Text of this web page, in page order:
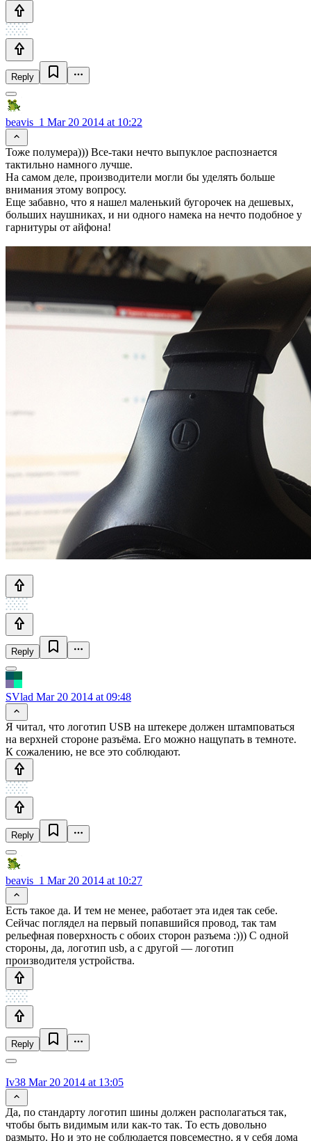
Reply
beavis_1 Mar 20 2014 at 10:22
Тоже полумера))) Все-таки нечто выпуклое распознается
тактильно намного лучше.
На самом деле, производители могли бы уделять больше
внимания этому вопросу.
Еще забавно, что я нашел маленький бугорочек на дешевых,
больших наушниках, и ни одного намека на нечто подобное у
гарнитуры от айфона!
Reply
SVlad Mar 20 2014 at 09:48
Я читал, что логотип USB на штекере должен штамповаться
на верхней стороне разъёма. Его можно нащупать в темноте.
К сожалению, не все это соблюдают.
Reply
beavis_1 Mar 20 2014 at 10:27
Есть такое да. И тем не менее, работает эта идея так себе.
Сейчас поглядел на первый попавшийся провод, так там
рельефная поверхность с обоих сторон разъема :))) С одной
стороны, да, логотип usb, а с другой — логотип
производителя устройства.
Reply
Iv38 Mar 20 2014 at 13:05
Да, по стандарту логотип шины должен располагаться так,
чтобы быть видимым или как-то так. То есть довольно
размыто. Но и это не соблюдается повсеместно, я у себя дома